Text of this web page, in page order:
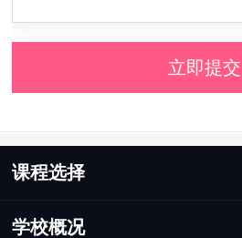
立即提交
课程选择
学校概况